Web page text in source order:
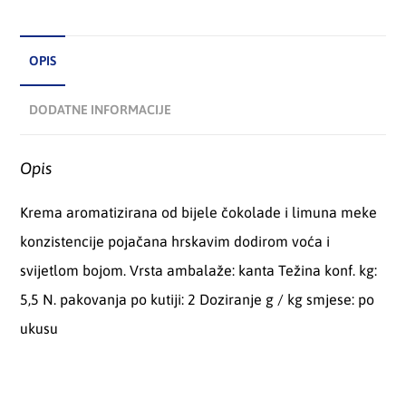
OPIS
DODATNE INFORMACIJE
Opis
Krema aromatizirana od bijele čokolade i limuna meke
konzistencije pojačana hrskavim dodirom voća i
svijetlom bojom. Vrsta ambalaže: kanta Težina konf. kg:
5,5 N. pakovanja po kutiji: 2 Doziranje g / kg smjese: po
ukusu